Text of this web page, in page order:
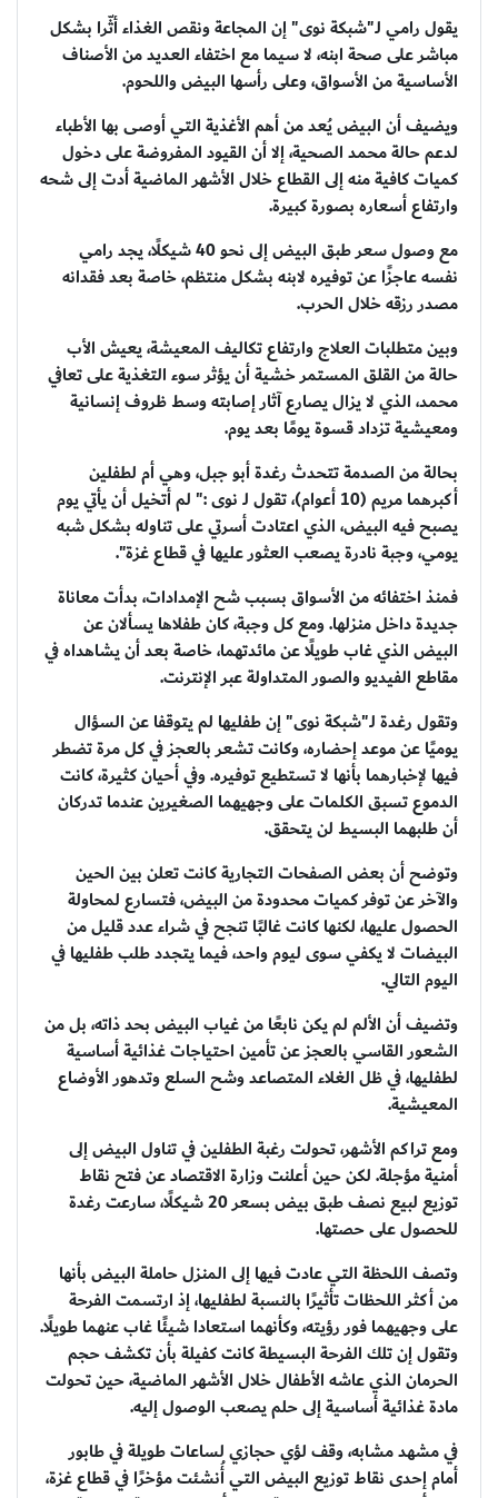
يقول رامي لـ"شبكة نوى" إن المجاعة ونقص الغذاء أثّرا بشكل
مباشر على صحة ابنه، لا سيما مع اختفاء العديد من الأصناف
الأساسية من الأسواق، وعلى رأسها البيض واللحوم.
ويضيف أن البيض يُعد من أهم الأغذية التي أوصى بها الأطباء
لدعم حالة محمد الصحية، إلا أن القيود المفروضة على دخول
كميات كافية منه إلى القطاع خلال الأشهر الماضية أدت إلى شحه
وارتفاع أسعاره بصورة كبيرة.
مع وصول سعر طبق البيض إلى نحو 40 شيكلًا، يجد رامي
نفسه عاجزًا عن توفيره لابنه بشكل منتظم، خاصة بعد فقدانه
مصدر رزقه خلال الحرب.
وبين متطلبات العلاج وارتفاع تكاليف المعيشة، يعيش الأب
حالة من القلق المستمر خشية أن يؤثر سوء التغذية على تعافي
محمد، الذي لا يزال يصارع آثار إصابته وسط ظروف إنسانية
ومعيشية تزداد قسوة يومًا بعد يوم.
بحالة من الصدمة تتحدث رغدة أبو جبل، وهي أم لطفلين
أكبرهما مريم (10 أعوام)، تقول لـ نوى :" لم أتخيل أن يأتي يوم
يصبح فيه البيض، الذي اعتادت أسرتي على تناوله بشكل شبه
يومي، وجبة نادرة يصعب العثور عليها في قطاع غزة".
فمنذ اختفائه من الأسواق بسبب شح الإمدادات، بدأت معاناة
جديدة داخل منزلها. ومع كل وجبة، كان طفلاها يسألان عن
البيض الذي غاب طويلًا عن مائدتهما، خاصة بعد أن يشاهداه في
مقاطع الفيديو والصور المتداولة عبر الإنترنت.
وتقول رغدة لـ"شبكة نوى" إن طفليها لم يتوقفا عن السؤال
يوميًا عن موعد إحضاره، وكانت تشعر بالعجز في كل مرة تضطر
فيها لإخبارهما بأنها لا تستطيع توفيره. وفي أحيان كثيرة، كانت
الدموع تسبق الكلمات على وجهيهما الصغيرين عندما تدركان
أن طلبهما البسيط لن يتحقق.
وتوضح أن بعض الصفحات التجارية كانت تعلن بين الحين
والآخر عن توفر كميات محدودة من البيض، فتسارع لمحاولة
الحصول عليها، لكنها كانت غالبًا تنجح في شراء عدد قليل من
البيضات لا يكفي سوى ليوم واحد، فيما يتجدد طلب طفليها في
اليوم التالي.
وتضيف أن الألم لم يكن نابعًا من غياب البيض بحد ذاته، بل من
الشعور القاسي بالعجز عن تأمين احتياجات غذائية أساسية
لطفليها، في ظل الغلاء المتصاعد وشح السلع وتدهور الأوضاع
المعيشية.
ومع تراكم الأشهر، تحولت رغبة الطفلين في تناول البيض إلى
أمنية مؤجلة. لكن حين أعلنت وزارة الاقتصاد عن فتح نقاط
توزيع لبيع نصف طبق بيض بسعر 20 شيكلًا، سارعت رغدة
للحصول على حصتها.
وتصف اللحظة التي عادت فيها إلى المنزل حاملة البيض بأنها
من أكثر اللحظات تأثيرًا بالنسبة لطفليها، إذ ارتسمت الفرحة
على وجهيهما فور رؤيته، وكأنهما استعادا شيئًا غاب عنهما طويلًا.
وتقول إن تلك الفرحة البسيطة كانت كفيلة بأن تكشف حجم
الحرمان الذي عاشه الأطفال خلال الأشهر الماضية، حين تحولت
مادة غذائية أساسية إلى حلم يصعب الوصول إليه.
في مشهد مشابه، وقف لؤي حجازي لساعات طويلة في طابور
أمام إحدى نقاط توزيع البيض التي أُنشئت مؤخرًا في قطاع غزة،